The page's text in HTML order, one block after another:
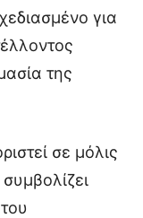
για
της
σε μόλις